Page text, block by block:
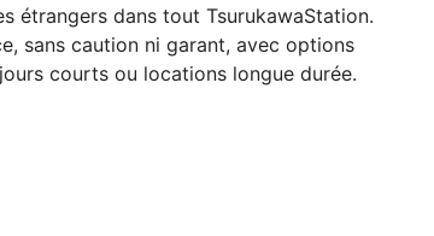
étrangers dans tout TsurukawaStation.
sans caution ni garant, avec options
courts ou locations longue durée.